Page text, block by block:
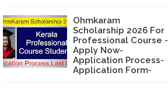
Ohmkaram
Scholarship 2026 For
Professional Course -
Apply Now-
Application Process-
Application Form-